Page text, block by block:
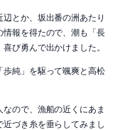
とか、坂出番の洲あたり
報を得たので、潮も「長
び勇んで出かけました。
純」を駆って颯爽と高松
ので、漁船の近くにあま
づき糸を垂らしてみまし